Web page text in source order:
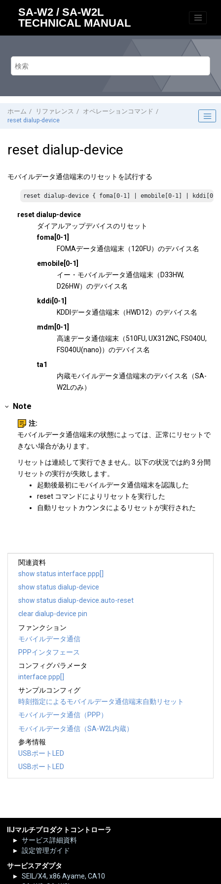
SA-W2 / SA-W2L
TECHNICAL MANUAL
ホーム リファレンス
オペレーションコマンド
reset dialup-device
reset dialup-device
モバイルデータ通信端末のリセットを試行する
reset dialup-device { foma[0-1] | emobile[0-1] | kddi[0-
reset dialup-device
ダイアルアップデバイスのリセット
foma[0-1]
FOMAデータ通信端末（120FU）のデバイス名
emobile[0-1]
イー・モバイルデータ通信端末（D33HW,
D26HW）のデバイス名
kddi[0-1]
KDDIデータ通信端末（HWD12）のデバイス名
mdm[0-1]
高速データ通信端末（510FU, UX312NC, FS040U,
FS040U(nano)）のデバイス名
ta1
内蔵モバイルデータ通信端末のデバイス名（SA-
W2Lのみ）
Note
注:
モバイルデータ通信端末の状態によっては、正常にリセットで
きない場合があります。
リセットは連続して実行できません。以下の状況では約 3 分間
リセットの実行が失敗します。
起動後最初にモバイルデータ通信端末を認識した
reset コマンドによりリセットを実行した
自動リセットカウンタによるリセットが実行された
関連資料
show status interface.ppp[]
show status dialup-device
show status dialup-device.auto-reset
clear dialup-device pin
ファンクション
モバイルデータ通信
PPPインタフェース
コンフィグパラメータ
interface.ppp[]
サンプルコンフィグ
時刻指定によるモバイルデータ通信端末自動リセット
モバイルデータ通信（PPP）
モバイルデータ通信（SA-W2L内蔵）
参考情報
USBポートLED
USBポートLED
IIJマルチプロダクトコントローラ
サービス詳細資料
設定管理ガイド
サービスアダプタ
SEIL/X4, x86 Ayame, CA10